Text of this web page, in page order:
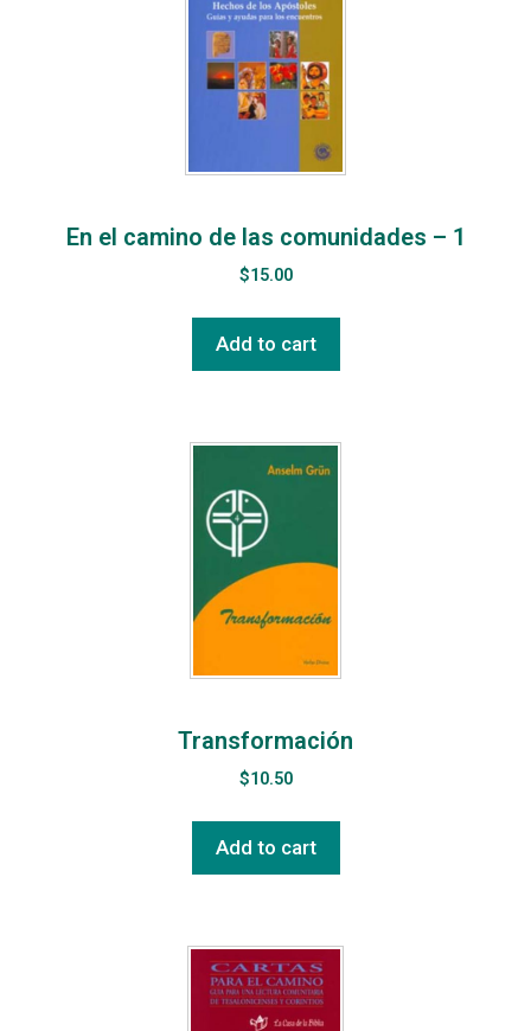
En el camino de las comunidades – 1
$15.00
Add to cart
Transformación
$10.50
Add to cart